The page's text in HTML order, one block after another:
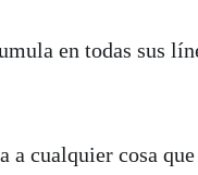
en todas sus
cualquier cosa